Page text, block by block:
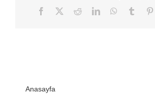
Facebook
TwitterRedditLinkedInWhatsApp
Tumblr
Anasayfa